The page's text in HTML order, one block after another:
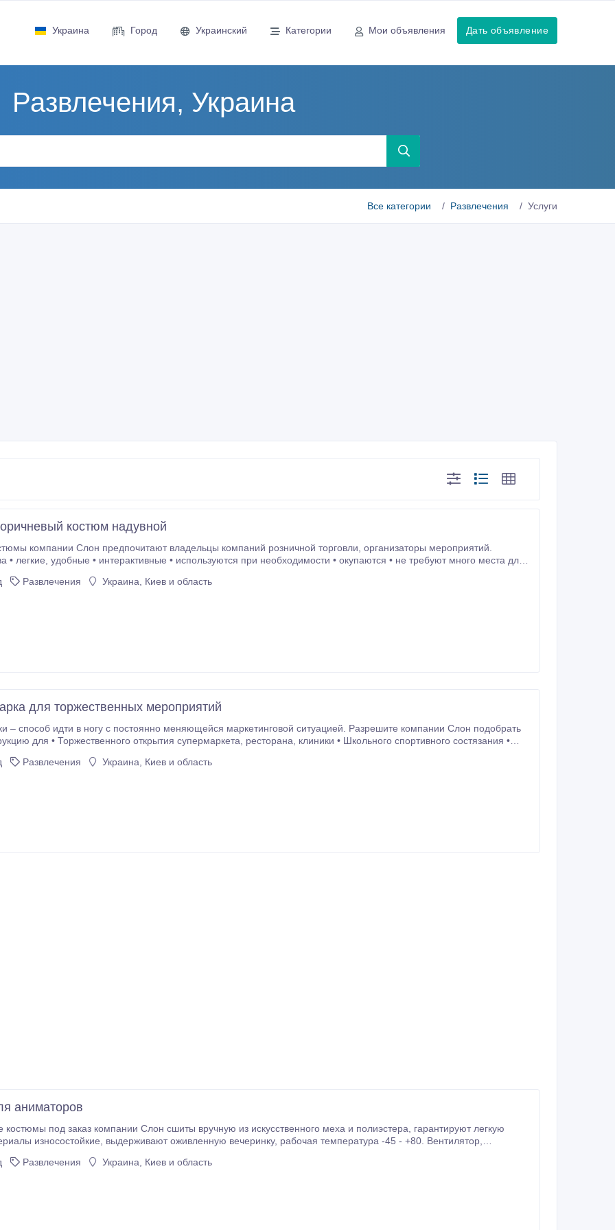
Украина Город Украинский Категории Мои объявления Дать объявление
Развлечения, Украина
Все категории Развлечения Услуги
костюм надувной
компании Слон предпочитают владельцы компаний розничной торговли, организаторы мероприятий.
• окупаются • не требуют много места для
празднованиях • школьных торжествах • для рекламы
Развлечения Украина, Киев и область
для торжественных мероприятий
– способ идти в ногу с постоянно меняющейся маркетинговой ситуацией. Разрешите компании Слон подобрать
открытия супермаркета, ресторана, клиники • Школьного спортивного состязания •
На официальном сайте Slon предоставлены готовые решения.
Развлечения Украина, Киев и область
аниматоров
под заказ компании Слон сшиты вручную из искусственного меха и полиэстера, гарантируют легкую
оживленную вечеринку, рабочая температура -45 - +80. Вентилятор,
Развлечения Украина, Киев и область